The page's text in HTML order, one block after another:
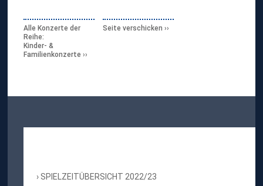
Alle Konzerte der
Reihe:
Kinder- &
Familienkonzerte
Seite verschicken
SPIELZEITÜBERSICHT 2022/23